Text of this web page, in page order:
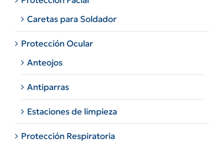
Caretas para Soldador
Protección Ocular
Anteojos
Antiparras
Estaciones de limpieza
Protección Respiratoria